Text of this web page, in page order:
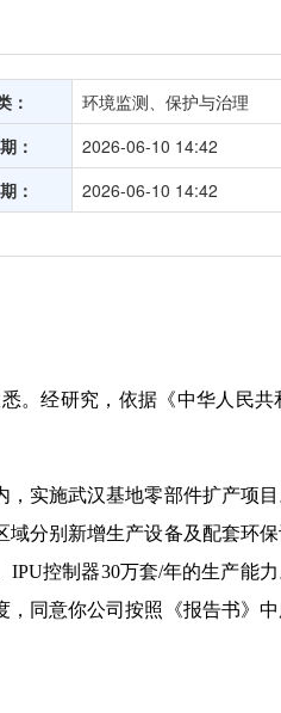
环境监测、保护与治理
：
2026-06-10 14:42
：
2026-06-10 14:42
。经研究，依据《中华人民
实施武汉基地零部件扩产项
分别新增生产设备及配套环
控制器30万套/年的生产能
同意你公司按照《报告书》